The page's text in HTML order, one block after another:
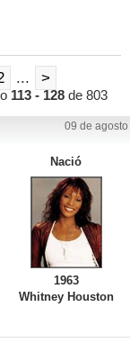
... >
113 - 128 de 803
09 de agosto
Nació
1963
Whitney Houston